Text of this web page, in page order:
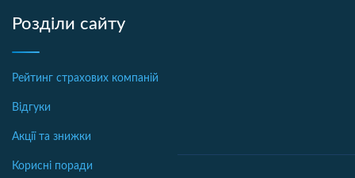
Розділи сайту
Рейтинг страхових компаній
Відгуки
Акції та знижки
Корисні поради